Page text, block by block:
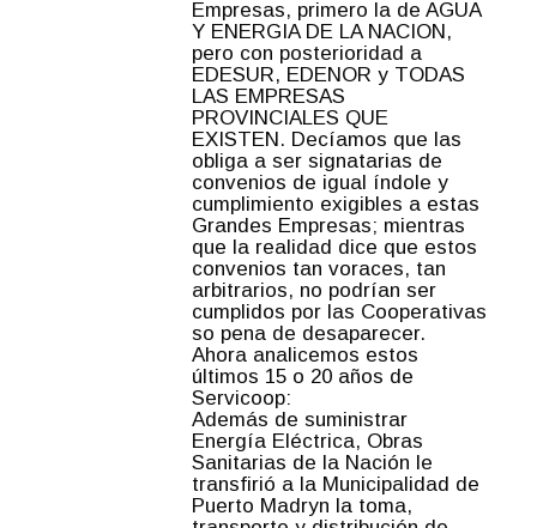
Empresas, primero la de AGUA
Y ENERGIA DE LA NACION,
pero con posterioridad a
EDESUR, EDENOR y TODAS
LAS EMPRESAS
PROVINCIALES QUE
EXISTEN. Decíamos que las
obliga a ser signatarias de
convenios de igual índole y
cumplimiento exigibles a estas
Grandes Empresas; mientras
que la realidad dice que estos
convenios tan voraces, tan
arbitrarios, no podrían ser
cumplidos por las Cooperativas
so pena de desaparecer.
Ahora analicemos estos
últimos 15 o 20 años de
Servicoop:
Además de suministrar
Energía Eléctrica, Obras
Sanitarias de la Nación le
transfirió a la Municipalidad de
Puerto Madryn la toma,